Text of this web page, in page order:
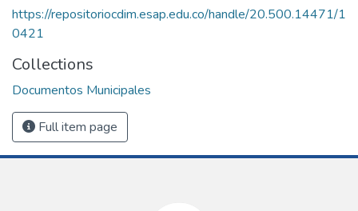
https://repositoriocdim.esap.edu.co/handle/20.500.14471/1
0421
Collections
Documentos Municipales
Full item page